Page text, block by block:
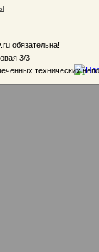
обязательна!
3/3
технических